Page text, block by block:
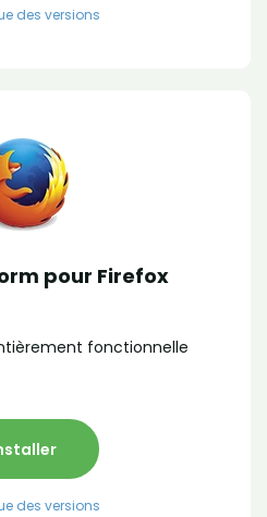
des versions
pour Firefox
fonctionnelle
des versions